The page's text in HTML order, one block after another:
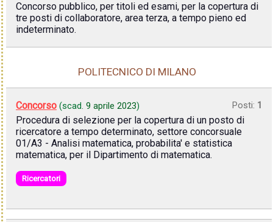
Concorso pubblico, per titoli ed esami, per la copertura di
tre posti di collaboratore, area terza, a tempo pieno ed
indeterminato.
POLITECNICO DI MILANO
Concorso (scad. 9 aprile 2023) Posti: 1
Procedura di selezione per la copertura di un posto di
ricercatore a tempo determinato, settore concorsuale
01/A3 - Analisi matematica, probabilita' e statistica
matematica, per il Dipartimento di matematica.
Ricercatori